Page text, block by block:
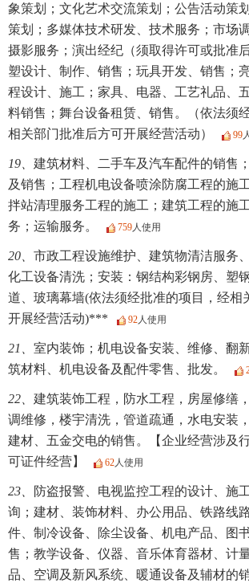
象策划；文化艺术交流策划；公告活动策
策划；多媒体技术研发、技术服务；市场
摄影服务；演出经纪（须取得许可或批准
塑设计、制作、销售；玩具开发、销售；
程设计、施工；家具、电器、工艺礼品、
料销售；舞台设备租赁、销售。（依法须
相关部门批准后方可开展经营活动）
99
19、 建筑材料、二手车及汽车配件的销售
及销售；工程机电设备喷涂防腐工程的施
拌站清理服务工程的施工；建筑工程的施
务；运输服务。
759人使用
20、 市政工程设施维护、建筑物清洁服务
化工设备清洗；安装：钢结构彩钢房、塑
道、玻璃幕墙(依法须经批准的项目，经相
开展经营活动)***
92人使用
21、 室内装饰；机电设备安装、维修、翻
筑材料、机电设备及配件零售、批发。
22、 建筑装饰工程，防水工程，房屋修缮
调维修，楼宇清洗，管道疏通，水电安装
建材、五金交电的销售。【企业经营涉及
可证件经营】
62人使用
23、
防盗报警、电视监控工程的设计、施
询；建材、装饰材料、办公用品、铁路线
件、制冷设备、除尘设备、机电产品、图
售；教学设备、仪器、音乐体育器材、计
品、空调及新风系统、暖通设备及辅材的